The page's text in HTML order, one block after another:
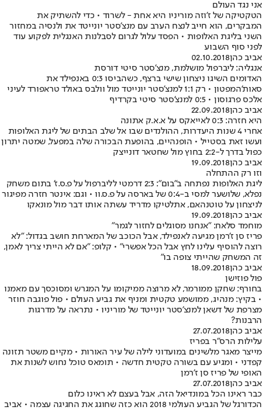
אני נגד העולם
הטקטיקה של ז'וזה מוריניו היא אחת - לשרוד • כדי להשתיק את
המבקרים, הוא חייב לנצח הערב עם מנצ'סטר יונייטד את ולנסיה במחזור
השני בליגת האלופות • הפסד עלול לגרום לסבלנות האנגלית לפקוע עוד
לפני סוף השבוע
אביב כהן02.10.2018
אנגליה: ליברפול מושלמת, מנצ'סטר סיטי דורסת
האדומים השיגו ניצחון שישי ברצף, כשהביסו 0:3 באנפילד את
סאות'המפטון • רק 1:1 למנצ'סטר יונייטד מול וולבס באולד טראפורד לעיני
אלכס פרגוסון • 0:5 למנצ'סטר סיטי בקרדיף
אביב כהן22.09.2018
היא חזרה: 0:3 לאייאקס על א.א.ק אתונה
אחרי 4 שנות היעדרות, ההולנדים שבו אל שלב הבתים של ליגת האלופות
ועשו זאת בסטייל • הופנהיים, בהופעת הבכורה שלה במפעל, שמטה יתרון
כפול בדרך ל-2:2 בחוץ מול שחטאר דונייצק
אביב כהן19.09.2018
וזו רק ההתחלה
ליגת האלופות נפתחה ב"בום": 2:3 דרמטי לליברפול על פ.ס.ז' בתום משחק
נפלא, שלושער למסי ב-0:4 של בארסה על פ.ס.וו • וגם: אינטר חזרה מפיגור
לניצחון על טוטנהאם, אתלטיקו מדריד עשתה אותו דבר מול מונאקו
אביב כהן19.09.2018
מוחמד סלאח: "אנחנו מסוגלים לחזור לגמר"
פריז סן ז'רמן מגיעה לאנפילד, אבל הכוכב של המארחת חושב בגדול: "לא
רוצה להוסיף עלינו לחץ אבל הכל אפשרי" • קלופ: "אם לא הייתי צריך לאמן,
זה המשחק שהייתי צופה בו"
אביב כהן18.09.2018
פול פוזישן
בחורף: שחקן ממורמר, לא מרוצה ממיקומו על המגרש ומסוכסך עם מאמנו
• בקיץ: מנהיג, ממושמע טקטית ומניף את גביע העולם • פול פוגבה חוזר
מצרפת של דשאן למנצ'סטר יונייטד של מוריניו • נתראה על מדרגות
הרבנות?
אביב כהן27.07.2018
עלילות הרס"ר בפריז
מייצר מאגר מלשינים במועדוני לילה של עיר האורות • מקיים משטר תזונה
קפדני • ומגיע עם בשורה טקטית חדשה • תומאס טוכל נחוש לשנות את
האופי של פריז סן ז'רמן
אביב כהן27.07.2018
כבר ראינו הכל במונדיאל הזה, אבל בעצם לא ראינו כלום
הכדורגל של הגביע העולמי 2018 הוא כזה שחוגג את החגיגה עצמה • אביב